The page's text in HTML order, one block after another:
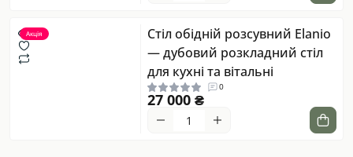
Акція
Стіл обідній розсувний Elanio
— дубовий розкладний стіл
для кухні та вітальні
0
27 000 ₴